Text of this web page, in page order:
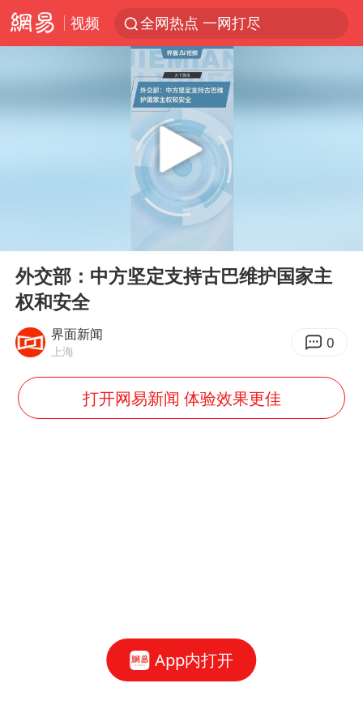
视频 全网热点 一网打尽
Play
外交部：中方坚定支持古巴维护国家主
权和安全
界面新闻
上海 0
打开网易新闻 体验效果更佳
App内打开